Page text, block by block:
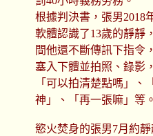
根據判決書，張男2018
軟體認識了13歲的靜靜
間他還不斷傳訊下指令
塞入下體並拍照、錄影
「可以拍清楚點嗎」、
神」、「再一張嘛」等。
慾火焚身的張男7月約